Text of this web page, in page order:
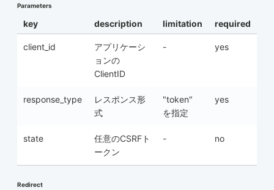
Parameters
key description limitation required
client_id
アプリケーシ
ョンの
ClientID
- yes
response_type
レスポンス形
式
"token"
を指定
yes
state
任意のCSRFト
ークン
- no
Redirect